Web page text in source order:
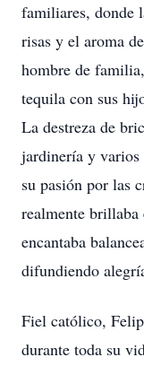
familiares, donde
risas y el aroma
hombre de
tequila con sus
La destreza de
jardinería y varios
su pasión por las
realmente
encantaba
difundiendo
Fiel católico,
durante toda su